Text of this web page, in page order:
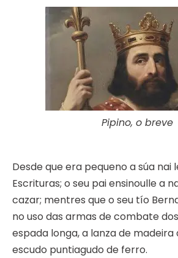
Pipino, o breve
Desde que era pequeno a súa nai
Escrituras; o seu pai ensinoulle a
cazar; mentres que o seu tío
no uso das armas de combate
espada longa, a lanza de madeira
escudo puntiagudo de ferro.